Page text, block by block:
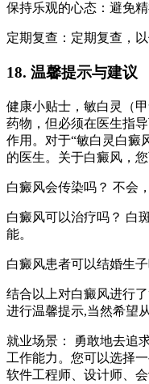
保持乐观的心态：避免精
定期复查：定期复查，
18. 温馨提示与建议
健康小贴士，敏白灵（
药物，但必须在医生指
作用。对于“敏白灵白癜
的医生。关于白癜风，
白癜风会传染吗？ 不会
白癜风可以治疗吗？ 白
能。
白癜风患者可以结婚生
结合以上对白癜风进行
进行温馨提示,当然希望
就业场景： 勇敢地去追
工作能力。您可以选择
软件工程师、设计师、会